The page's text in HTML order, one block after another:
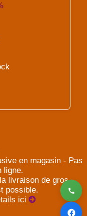
en magasin - Pas
ligne.
livraison de gros
possible.
ici